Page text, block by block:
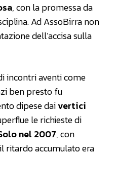
, con la promessa da
Ad AssoBirra non
dell’accisa sulla
incontri aventi come
ben presto fu
dipese daivertici
le richieste di
nel 2007, con
ritardo accumulato era